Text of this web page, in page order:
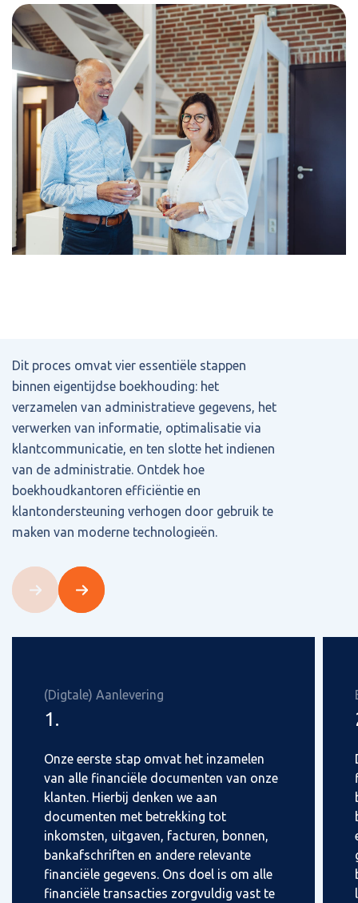
Dit proces omvat vier essentiële stappen
binnen eigentijdse boekhouding: het
verzamelen van administratieve gegevens, het
verwerken van informatie, optimalisatie via
klantcommunicatie, en ten slotte het indienen
van de administratie. Ontdek hoe
boekhoudkantoren efficiëntie en
klantondersteuning verhogen door gebruik te
maken van moderne technologieën.
(Digtale) Aanlevering
1.
Onze eerste stap omvat het inzamelen
van alle financiële documenten van onze
klanten. Hierbij denken we aan
documenten met betrekking tot
inkomsten, uitgaven, facturen, bonnen,
bankafschriften en andere relevante
financiële gegevens. Ons doel is om alle
financiële transacties zorgvuldig vast te